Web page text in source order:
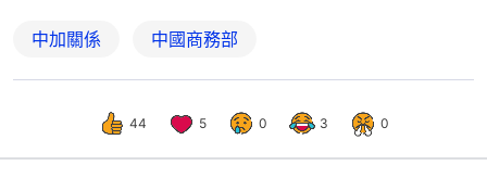
中加關係 中國商務部
44 5 0 3 0